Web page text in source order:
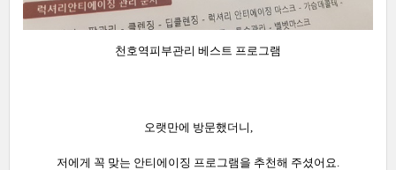
천호역피부관리 베스트 프로그램
오랫만에 방문했더니,
저에게 꼭 맞는 안티에이징 프로그램을 추천해 주셨어요.